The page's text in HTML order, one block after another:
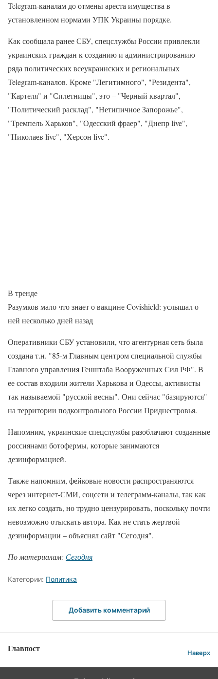
Telegram-каналам до отмены ареста имущества в
установленном нормами УПК Украины порядке.
Как сообщала ранее СБУ, спецслужбы России привлекли
украинских граждан к созданию и администрированию
ряда политических всеукраинских и региональных
Telegram-каналов. Кроме "Легитимного", "Резидента",
"Картеля" и "Сплетницы", это – "Черный квартал",
"Политический расклад", "Нетипичное Запорожье",
"Тремпель Харьков", "Одесский фраер", "Днепр live",
"Николаев live", "Херсон live".
В тренде
Разумков мало что знает о вакцине Covishield: услышал о
ней несколько дней назад
Оперативники СБУ установили, что агентурная сеть была
создана т.н. "85-м Главным центром специальной службы
Главного управления Генштаба Вооруженных Сил РФ". В
ее состав входили жители Харькова и Одессы, активисты
так называемой "русской весны". Они сейчас "базируются"
на территории подконтрольного России Приднестровья.
Напомним, украинские спецслужбы разоблачают созданные
россиянами ботофермы, которые занимаются
дезинформацией.
Также напомним, фейковые новости распространяются
через интернет-СМИ, соцсети и телеграмм-каналы, так как
их легко создать, но трудно цензурировать, поскольку почти
невозможно отыскать автора. Как не стать жертвой
дезинформации – объяснял сайт "Сегодня".
По материалам: Сегодня
Категории: Политика
Добавить комментарий
Главпост Наверх